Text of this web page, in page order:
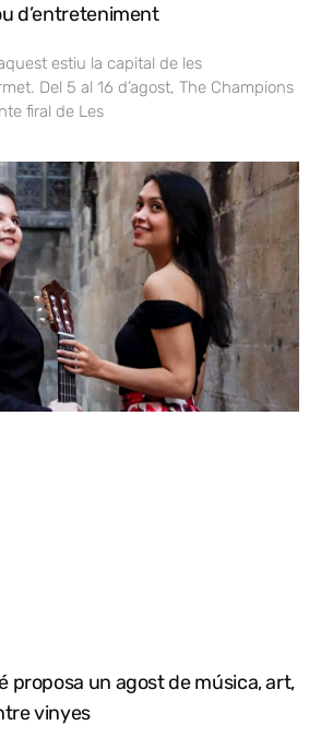
d’entreteniment
estiu la capital de les
Del 5 al 16 d’agost, The Champions
firal de Les
proposa un agost de música, art,
vinyes